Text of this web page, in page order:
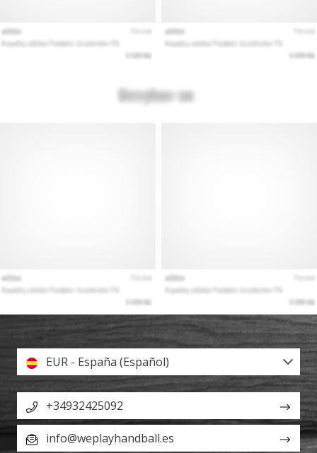
EUR - España (Español)
+34932425092
info@weplayhandball.es